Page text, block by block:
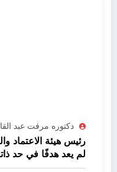
دكتوره مرفت عبد
رئيس هيئة الاعتماد
لم يعد هدفًا في حد